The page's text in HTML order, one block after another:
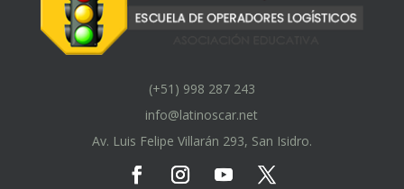
(+51) 998 287 243
info@latinoscar.net
Av. Luis Felipe Villarán 293, San Isidro.